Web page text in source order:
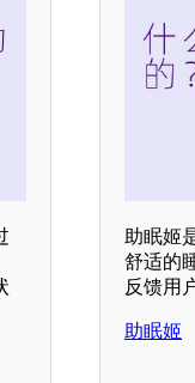
助眠姬
舒适的
反馈用
助眠姬